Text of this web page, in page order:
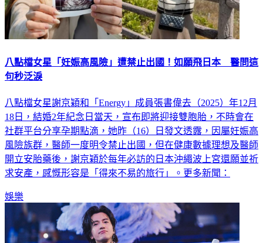
八點檔女星「妊娠高風險」遭禁止出國！如願飛日本 醫問這
八點檔女星謝京穎和「Energy」成員張書偉去（2025）年12月
18日，結婚2年紀念日當天，宣布即將迎接雙胞胎，不時會在
社群平台分享孕期點滴，她昨（16）日發文透露，因屬妊娠高
風險族群，醫師一度明令禁止出國，但在健康數據理想及醫師
開立安胎藥後，謝京穎於每年必訪的日本沖繩波上宮還願並祈
娛樂